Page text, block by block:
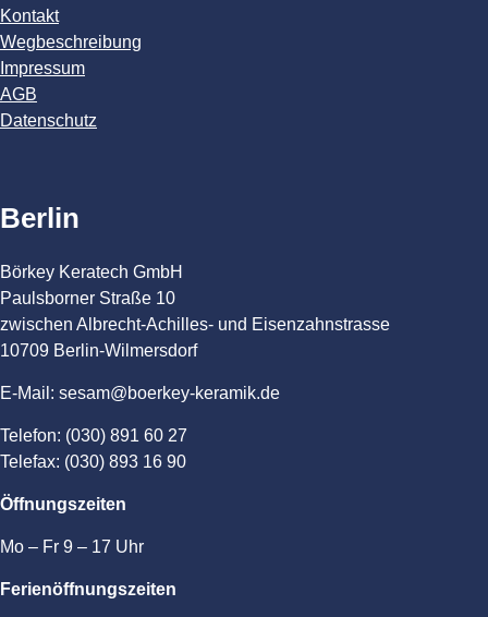
Kontakt
Wegbeschreibung
Impressum
AGB
Datenschutz
Berlin
Börkey Keratech GmbH
Paulsborner Straße 10
zwischen Albrecht-Achilles- und Eisenzahnstrasse
10709 Berlin-Wilmersdorf
E-Mail: sesam@boerkey-keramik.de
Telefon: (030) 891 60 27
Telefax: (030) 893 16 90
Öffnungszeiten
Mo – Fr 9 – 17 Uhr
Ferienöffnungszeiten